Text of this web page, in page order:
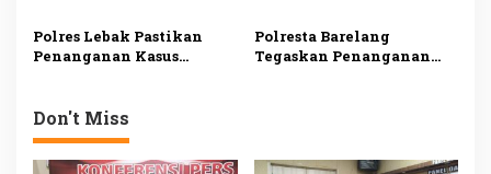
Ungkap Kasus
Penyalahgunaan
Narkotika
Anak di Mantang, Satu
Tersangka Ditangkap
Polres Lebak Pastikan
Penanganan Kasus
Sesuai Prosedur
Polresta Barelang
Tegaskan Penanganan
Don't Miss